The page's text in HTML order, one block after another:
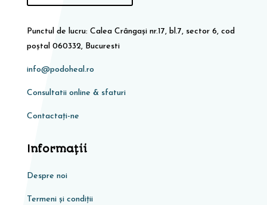
Punctul de lucru: Calea Crângași nr.17, bl.7, sector 6, cod
poștal 060332, Bucuresti
info@podoheal.ro
Consultatii online & sfaturi
Contactați-ne
Informaţii
Despre noi
Termeni și condiții